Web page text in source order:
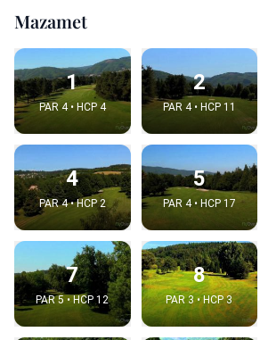
Mazamet
1
PAR 4 • HCP 4
2
PAR 4 • HCP 11
4
PAR 4 • HCP 2
5
PAR 4 • HCP 17
7
PAR 5 • HCP 12
8
PAR 3 • HCP 3